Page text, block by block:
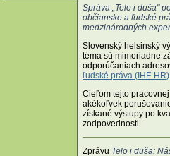
Správa „Telo i duša"
občianske a ľudské
medzinárodných
Slovenský helsinský
téma sú mimoriadne
odporúčaniach
ľudské práva (IHF-HR)
Cieľom tejto
akékoľvek
získané výstupy po
zodpovednosti.
Zprávu Telo i duša: